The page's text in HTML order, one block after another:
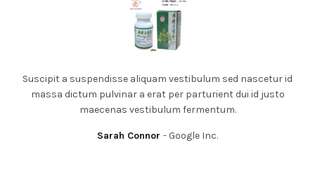
Suscipit a suspendisse aliquam vestibulum sed nascetur id
massa dictum pulvinar a erat per parturient dui id justo
maecenas vestibulum fermentum.
Sarah Connor Google Inc.